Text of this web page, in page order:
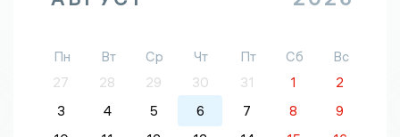
Пн Вт Ср Чт Пт Сб
Вс
27
28 29 30 31 1
2
3
4 5 6 7 8
9